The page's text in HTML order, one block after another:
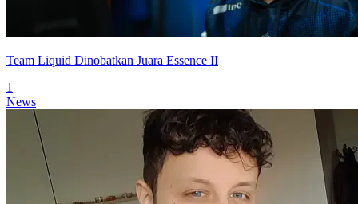
Team Liquid Dinobatkan Juara Essence II
1
News